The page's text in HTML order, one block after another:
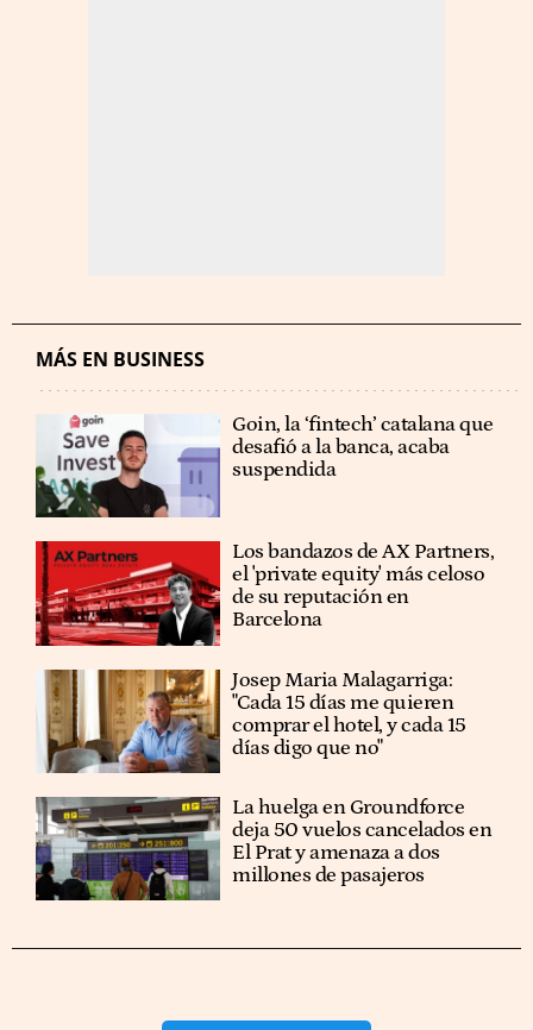
MÁS EN BUSINESS
Goin, la ‘fintech’ catalana que
desafió a la banca, acaba
suspendida
Los bandazos de AX Partners,
el 'private equity' más celoso
de su reputación en
Barcelona
​​Josep Maria Malagarriga:
"Cada 15 días me quieren
comprar el hotel, y cada 15
días digo que no"
La huelga en Groundforce
deja 50 vuelos cancelados en
El Prat y amenaza a dos
millones de pasajeros